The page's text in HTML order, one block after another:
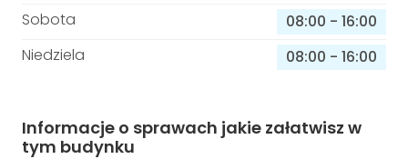
Sobota
08:00 - 16:00
Niedziela
08:00 - 16:00
Informacje o sprawach jakie załatwisz w
tym budynku